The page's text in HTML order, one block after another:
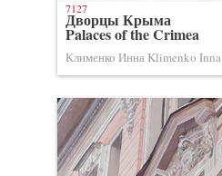
Дворцы Крыма
Palaces of the Crimea
Клименко Инна Klimenko Inna
7127